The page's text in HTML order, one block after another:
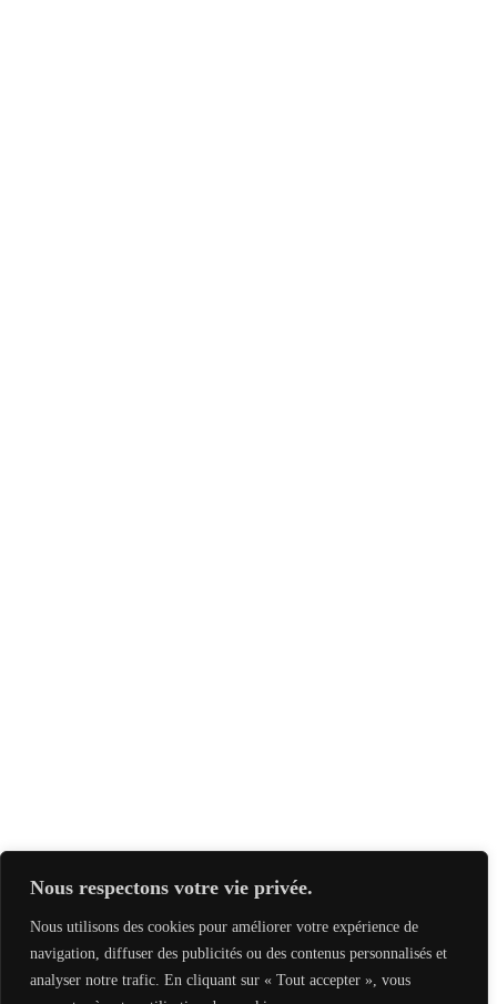
Nous respectons votre vie privée.
Nous utilisons des cookies pour améliorer votre expérience de
navigation, diffuser des publicités ou des contenus personnalisés et
analyser notre trafic. En cliquant sur « Tout accepter », vous